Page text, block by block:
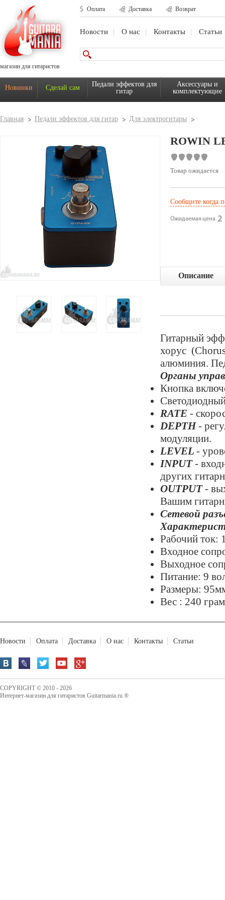
магазин для гитаристов
Оплата Доставка Возврат
Новости О нас Контакты Статьи
Новинки Сделай сам
Педали эффектов для
гитар
Аксессуары и
комплектующие
Главная Педали эффектов для гитар Для электрогитары
ROWIN
Товар ожидается
Сообщите когда
Ожидаемая цена 2
Описание
Гитарный
хорус
алюминия.
Органы
Кнопка
RATE -
DEPTH-
модуляции.
LEVEL -
INPUT-
других
OUTPUT-
Вашим
Сетевой
Рабочий ток:
Входное
Выходное
Питание: 9
Размеры:
Вес : 240
Новости Оплата Доставка О нас Контакты Статьи
COPYRIGHT © 2010 - 2026
Интернет-магазин для гитаристов Guitarmania.ru ®